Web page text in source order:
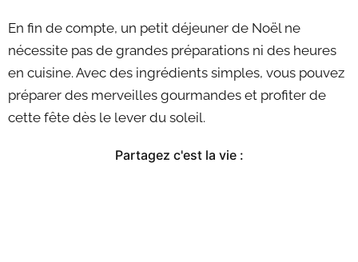
En fin de compte, un petit déjeuner de Noël ne
nécessite pas de grandes préparations ni des heures
en cuisine. Avec des ingrédients simples, vous pouvez
préparer des merveilles gourmandes et profiter de
cette fête dès le lever du soleil.
Partagez c'est la vie :